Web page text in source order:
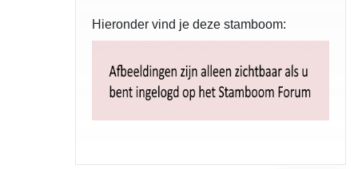
Hieronder vind je deze stamboom: